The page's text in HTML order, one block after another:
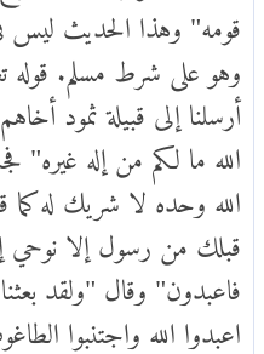
قومه" وهذا الحديث
وهو على شرط مسلم. قوله
أرسلنا إلى قبيلة ثمود
الله ما لكم من إله
الله وحده لا شريك له
قبلك من رسول إلا نوحي
فاعبدون" وقال "ولقد
اعبدوا الله واجتنبوا